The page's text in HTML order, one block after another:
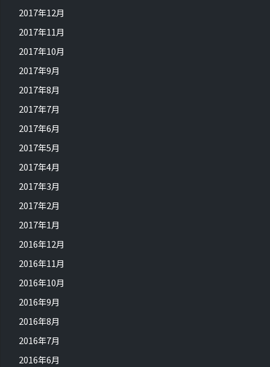
2017年12月
2017年11月
2017年10月
2017年9月
2017年8月
2017年7月
2017年6月
2017年5月
2017年4月
2017年3月
2017年2月
2017年1月
2016年12月
2016年11月
2016年10月
2016年9月
2016年8月
2016年7月
2016年6月